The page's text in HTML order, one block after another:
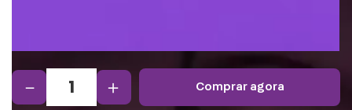
＋
－ comprar agora